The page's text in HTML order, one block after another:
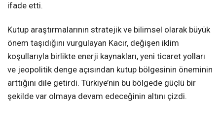
ifade etti.
Kutup araştırmalarının stratejik ve bilimsel olarak büyük
önem taşıdığını vurgulayan Kacır, değişen iklim
koşullarıyla birlikte enerji kaynakları, yeni ticaret yolları
ve jeopolitik denge açısından kutup bölgesinin öneminin
arttığını dile getirdi. Türkiye’nin bu bölgede güçlü bir
şekilde var olmaya devam edeceğinin altını çizdi.